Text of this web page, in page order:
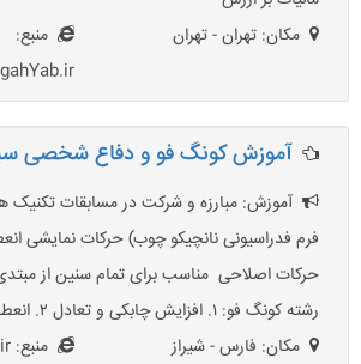
مکان: تهران - تهران
منبع:
آموزش کونگ فو و دفاع شخصی
آموزش: مبارزه و شرکت در مسابقات
فرم فدراسیونی نانچیکو چوب) حرکات نمایشی
حرکات اصلاحی مناسب برای تمام سنین از مبتدی
رشته کونگ فو: ۱. افزایش چابکی و تعادل ۲. انعطاف عضلات ۳.
مکان: فارس - شیراز
منبع: MojAgahi.ir